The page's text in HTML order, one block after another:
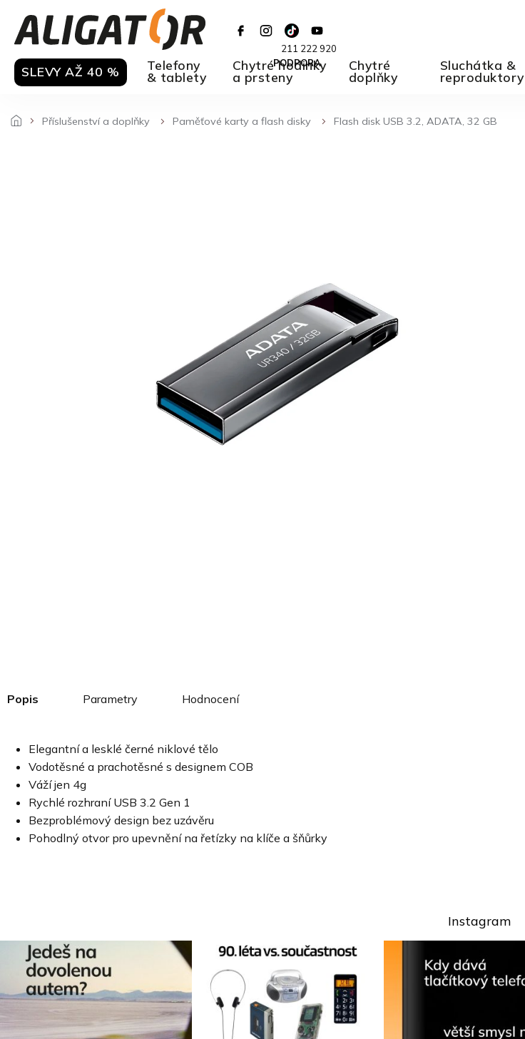
obsah
211 222 920
PODPORA
SLEVY AŽ 40 % Telefony
& tablety
Chytré hodinky
a prsteny
Chytré
doplňky
Sluchátka &
reproduktory
Příslušenství a doplňky Paměťové karty a flash disky Flash disk USB 3.2, ADATA, 32 GB
Popis Parametry Hodnocení
Elegantní a lesklé černé niklové tělo
Vodotěsné a prachotěsné s designem COB
Váží jen 4g
Rychlé rozhraní USB 3.2 Gen 1
Bezproblémový design bez uzávěru
Pohodlný otvor pro upevnění na řetízky na klíče a šňůrky
Instagram